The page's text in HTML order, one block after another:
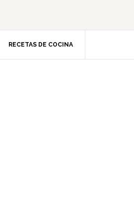
RECETAS DE COCINA